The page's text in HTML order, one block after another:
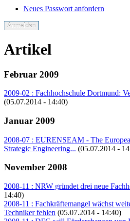
Neues Passwort anfordern
Artikel
Februar 2009
2009-02 : Fachhochschule Dortmund:
(05.07.2014 - 14:40)
Januar 2009
2008-07 : EURENSEAM - The
Strategic Engineering... (05.07.2014 -
November 2008
2008-11 : NRW gründet drei neue
14:40)
2008-11 : Fachkräftemangel wächst
Techniker fehlen (05.07.2014 - 14:40)